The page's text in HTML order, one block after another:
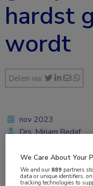
hardst
wordt
Delen via:
nov 2023
Drs. Mirjam Bedaf
Vakgebieden:
We Care About Your
We and our889 partners
data or unique identifiers,
tracking technologies to